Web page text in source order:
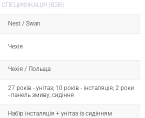
СПЕЦИФІКАЦІЯ (B2B)
Nest / Swan
Чехія
Чехія / Польща
27 років - унітаз; 10 років - інсталяція; 2 роки
- панель змиву, сидіння
Набір інсталяція + унітаз із сидінням